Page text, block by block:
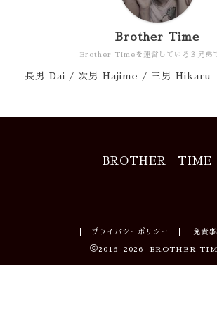
Brother Timeを運営している３兄弟
Brother Time
長男 Dai / 次男 Hajime / 三男 Hikaru
BROTHER TIME
プライバシーポリシー 免責事
2016–2026 BROTHER